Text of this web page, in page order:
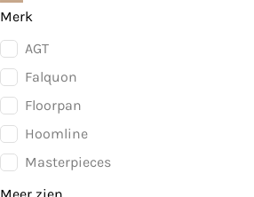
Merk
AGT
Falquon
Floorpan
Hoomline
Masterpieces